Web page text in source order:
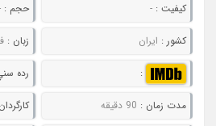
کيفيت :- حجم :
کشور : ایران زبان :
: رده
مدت زمان : 90 دقیقه